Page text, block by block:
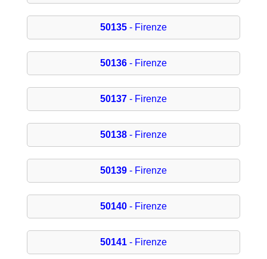
50135- Firenze
50136- Firenze
50137- Firenze
50138- Firenze
50139- Firenze
50140- Firenze
50141- Firenze